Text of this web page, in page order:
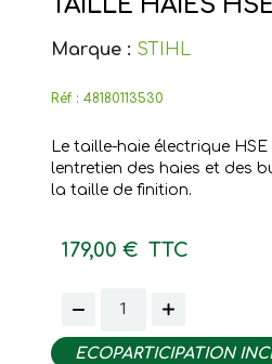
TAILLE HAIES
Marque : STIHL
Réf : 48180113530
Le taille-haie électrique HSE 52 est
lentretien des haies et des
la taille de finition.
179,00 € TTC
ECOPARTICIPATION